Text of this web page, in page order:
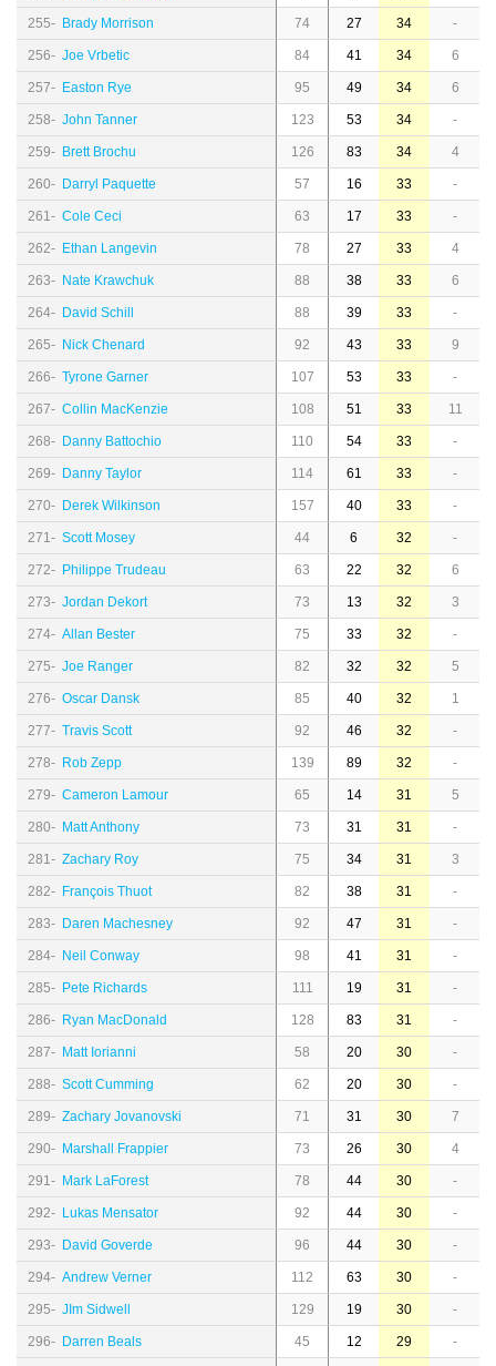
255- Brady Morrison 74 27 34 -
256- Joe Vrbetic 84 41 34 6
257- Easton Rye 95 49 34 6
258- John Tanner 123 53 34 -
259- Brett Brochu 126 83 34 4
260- Darryl Paquette 57 16 33 -
261- Cole Ceci 63 17 33 -
262- Ethan Langevin 78 27 33 4
263- Nate Krawchuk 88 38 33 6
264- David Schill 88 39 33 -
265- Nick Chenard 92 43 33 9
266- Tyrone Garner 107 53 33 -
267- Collin MacKenzie 108 51 33 11
268- Danny Battochio 110 54 33 -
269- Danny Taylor 114 61 33 -
270- Derek Wilkinson 157 40 33 -
271- Scott Mosey 44 6 32 -
272- Philippe Trudeau 63 22 32 6
273- Jordan Dekort 73 13 32 3
274- Allan Bester 75 33 32 -
275- Joe Ranger 82 32 32 5
276- Oscar Dansk 85 40 32 1
277- Travis Scott 92 46 32 -
278- Rob Zepp 139 89 32 -
279- Cameron Lamour 65 14 31 5
280- Matt Anthony 73 31 31 -
281- Zachary Roy 75 34 31 3
282- François Thuot 82 38 31 -
283- Daren Machesney 92 47 31 -
284- Neil Conway 98 41 31 -
285- Pete Richards 111 19 31 -
286- Ryan MacDonald 128 83 31 -
287- Matt Iorianni 58 20 30 -
288- Scott Cumming 62 20 30 -
289- Zachary Jovanovski 71 31 30 7
290- Marshall Frappier 73 26 30 4
291- Mark LaForest 78 44 30 -
292- Lukas Mensator 92 44 30 -
293- David Goverde 96 44 30 -
294- Andrew Verner 112 63 30 -
295- JIm Sidwell 129 19 30 -
296- Darren Beals 45 12 29 -